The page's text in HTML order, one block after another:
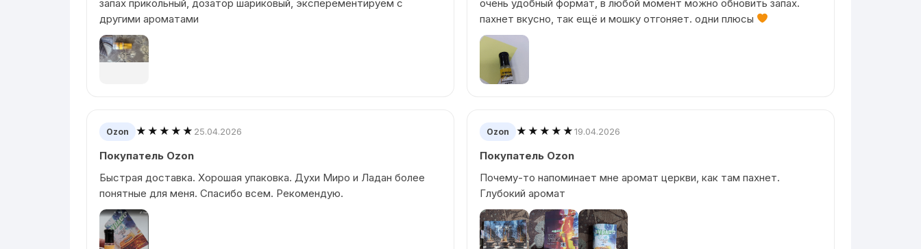
запах прикольный, дозатор шариковый, эксперементируем с
другими ароматами
очень удобный формат, в любой момент можно обновить запах.
пахнет вкусно, так ещё и мошку отгоняет. одни плюсы
Ozon ★★★★★ 25.04.2026
Покупатель Ozon
Быстрая доставка. Хорошая упаковка. Духи Миро и Ладан более
понятные для меня. Спасибо всем. Рекомендую.
Ozon ★★★★★19.04.2026
Покупатель Ozon
Почему-то напоминает мне аромат церкви, как там пахнет.
Глубокий аромат